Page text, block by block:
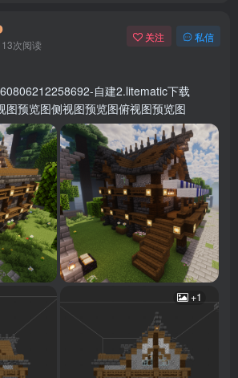
13次阅读
关注 私信
自建2.litematic下载
图预览图侧视图预览图俯视图预览图
+1